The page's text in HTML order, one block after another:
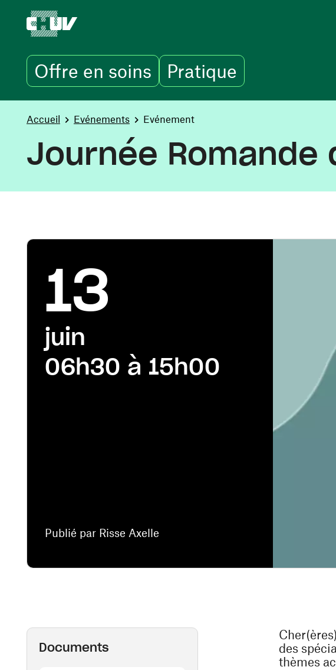
Offre en soins Pratique
You are here:
Accueil Evénements Evénement
Journée Romande
Publié par Risse Axelle
13
juin
06h30 à 15h00
Documents
des
thèmes